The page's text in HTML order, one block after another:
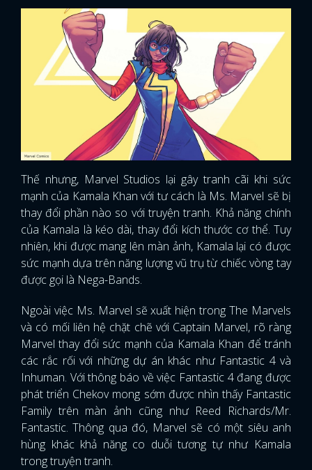
Thế nhưng, Marvel Studios lại gây tranh cãi khi sức
mạnh của Kamala Khan với tư cách là Ms. Marvel sẽ bị
thay đổi phần nào so với truyện tranh. Khả năng chính
của Kamala là kéo dài, thay đổi kích thước cơ thể. Tuy
nhiên, khi được mang lên màn ảnh, Kamala lại có được
sức mạnh dựa trên năng lượng vũ trụ từ chiếc vòng tay
được gọi là Nega-Bands.
Ngoài việc Ms. Marvel sẽ xuất hiện trong The Marvels
và có mối liên hệ chặt chẽ với Captain Marvel, rõ ràng
Marvel thay đổi sức mạnh của Kamala Khan để tránh
các rắc rối với những dự án khác như Fantastic 4 và
Inhuman. Với thông báo về việc Fantastic 4 đang được
phát triển Chekov mong sớm được nhìn thấy Fantastic
Family trên màn ảnh cũng như Reed Richards/Mr.
Fantastic. Thông qua đó, Marvel sẽ có một siêu anh
hùng khác khả năng co duỗi tương tự như Kamala
trong truyện tranh.